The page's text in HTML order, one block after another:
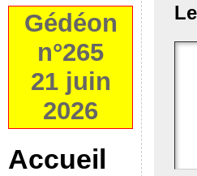
Gédéon
n°265
21 juin
2026
Accueil